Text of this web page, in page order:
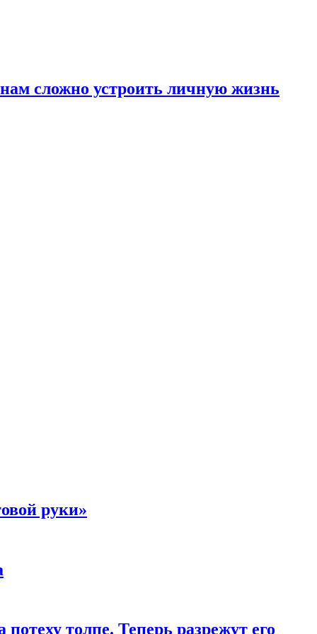
сложно устроить личную жизнь
руки»
толпе. Теперь разрежут его